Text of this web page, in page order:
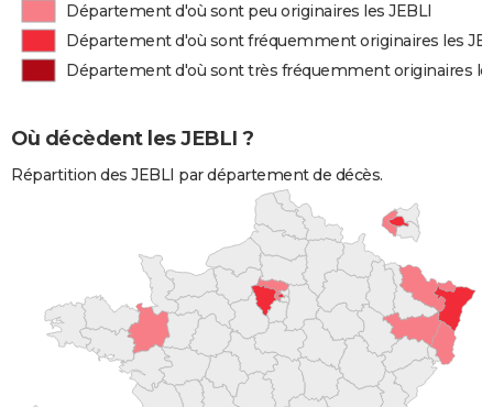
Département d'où sont peu originaires les JEBLI
Département d'où sont fréquemment originaires les
Département d'où sont très fréquemment originaires
Où décèdent les JEBLI ?
Répartition des JEBLI par département de décès.